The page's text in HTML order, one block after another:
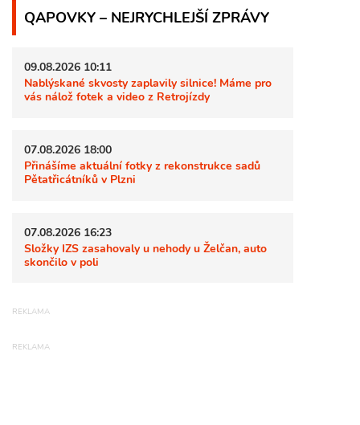
QAPOVKY – NEJRYCHLEJŠÍ ZPRÁVY
09.08.2026 10:11
Nablýskané skvosty zaplavily silnice! Máme pro
vás nálož fotek a video z Retrojízdy
07.08.2026 18:00
Přinášíme aktuální fotky z rekonstrukce sadů
Pětatřicátníků v Plzni
07.08.2026 16:23
Složky IZS zasahovaly u nehody u Želčan, auto
skončilo v poli